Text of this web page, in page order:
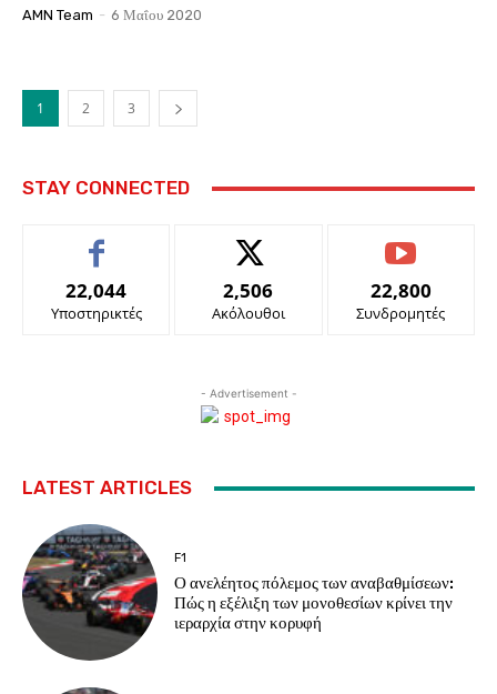
AMN Team - 6 Μαΐου 2020
1 2 3
STAY CONNECTED
22,044
Υποστηρικτές
2,506
Ακόλουθοι
22,800
Συνδρομητές
- Advertisement -
LATEST ARTICLES
F1
Ο ανελέητος πόλεμος των αναβαθμίσεων:
Πώς η εξέλιξη των μονοθεσίων κρίνει την
ιεραρχία στην κορυφή